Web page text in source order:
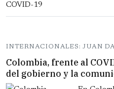
INTERNACIONALES: JUAN
Colombia, frente al
del gobierno y la